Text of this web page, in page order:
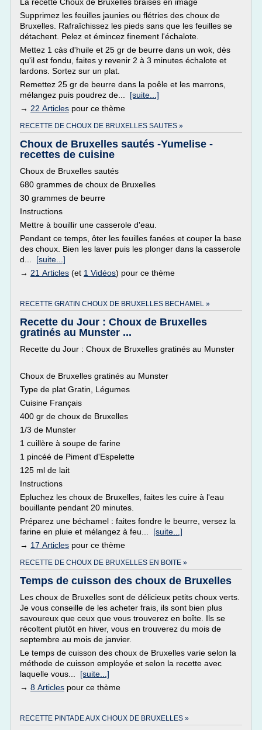
Supprimez les feuilles jaunies ou flétries des choux de
Bruxelles. Rafraîchissez les pieds sans que les feuilles se
détachent. Pelez et émincez finement l'échalote.
Mettez 1 càs d'huile et 25 gr de beurre dans un wok, dès
qu'il est fondu, faites y revenir 2 à 3 minutes échalote et
lardons. Sortez sur un plat.
Remettez 25 gr de beurre dans la poêle et les marrons,
mélangez puis poudrez de... [suite...]
→ 22 Articles pour ce thème
RECETTE DE CHOUX DE BRUXELLES SAUTES »
Choux de Bruxelles sautés -Yumelise -
recettes de cuisine
Choux de Bruxelles sautés
680 grammes de choux de Bruxelles
30 grammes de beurre
Instructions
Mettre à bouillir une casserole d'eau.
Pendant ce temps, ôter les feuilles fanées et couper la base
des choux. Bien les laver puis les plonger dans la casserole
d... [suite...]
→ 21 Articles (et 1 Vidéos) pour ce thème
RECETTE GRATIN CHOUX DE BRUXELLES BECHAMEL »
Recette du Jour : Choux de Bruxelles
gratinés au Munster ...
Recette du Jour : Choux de Bruxelles gratinés au Munster
Choux de Bruxelles gratinés au Munster
Type de plat Gratin, Légumes
Cuisine Français
400 gr de choux de Bruxelles
1/3 de Munster
1 cuillère à soupe de farine
1 pincéé de Piment d'Espelette
125 ml de lait
Instructions
Epluchez les choux de Bruxelles, faites les cuire à l'eau
bouillante pendant 20 minutes.
Préparez une béchamel : faites fondre le beurre, versez la
farine en pluie et mélangez à feu... [suite...]
→ 17 Articles pour ce thème
RECETTE DE CHOUX DE BRUXELLES EN BOITE »
Temps de cuisson des choux de Bruxelles
Les choux de Bruxelles sont de délicieux petits choux verts.
Je vous conseille de les acheter frais, ils sont bien plus
savoureux que ceux que vous trouverez en boîte. Ils se
récoltent plutôt en hiver, vous en trouverez du mois de
septembre au mois de janvier.
Le temps de cuisson des choux de Bruxelles varie selon la
méthode de cuisson employée et selon la recette avec
laquelle vous... [suite...]
→ 8 Articles pour ce thème
RECETTE PINTADE AUX CHOUX DE BRUXELLES »